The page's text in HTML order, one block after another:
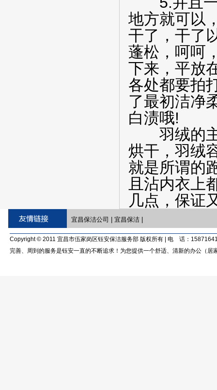
地方就可以
干了，干了
蓬松，呵呵
下来，平放
各处都要拍
了最初洁净
白渍哦!
羽绒的主
烘干，羽绒
就是所谓的
且沾内衣上
几点，保证
宜昌保洁公司 宜昌保洁|
Copyright © 2011 宜昌市伍家岗区钰安保洁服务部 版权所有 | 电 话：
完善、周到的服务是钰安一直的不断追求！为您提供一个舒适、清新的办公（